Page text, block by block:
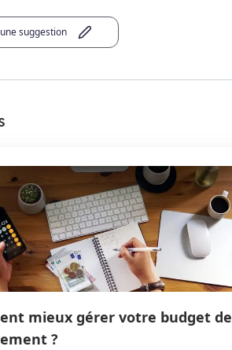
suggestion
mieux gérer votre budget de
?